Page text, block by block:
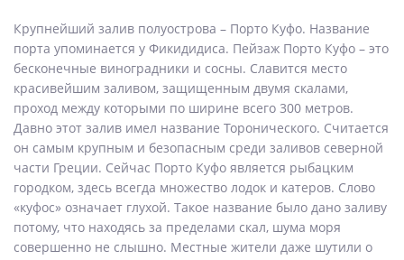
Крупнейший залив полуострова – Порто Куфо. Название
порта упоминается у Фикидидиса. Пейзаж Порто Куфо – это
бесконечные виноградники и сосны. Славится место
красивейшим заливом, защищенным двумя скалами,
проход между которыми по ширине всего 300 метров.
Давно этот залив имел название Торонического. Считается
он самым крупным и безопасным среди заливов северной
части Греции. Сейчас Порто Куфо является рыбацким
городком, здесь всегда множество лодок и катеров. Слово
«куфос» означает глухой. Такое название было дано заливу
потому, что находясь за пределами скал, шума моря
совершенно не слышно. Местные жители даже шутили о